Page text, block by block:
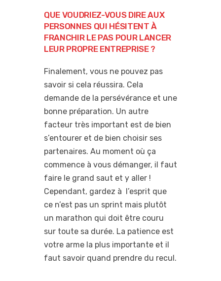
QUE VOUDRIEZ-VOUS DIRE AUX
PERSONNES QUI HÉSITENT À
FRANCHIR LE PAS POUR LANCER
LEUR PROPRE ENTREPRISE ?
Finalement, vous ne pouvez pas
savoir si cela réussira. Cela
demande de la persévérance et une
bonne préparation. Un autre
facteur très important est de bien
s’entourer et de bien choisir ses
partenaires. Au moment où ça
commence à vous démanger, il faut
faire le grand saut et y aller !
Cependant, gardez à l’esprit que
ce n’est pas un sprint mais plutôt
un marathon qui doit être couru
sur toute sa durée. La patience est
votre arme la plus importante et il
faut savoir quand prendre du recul.